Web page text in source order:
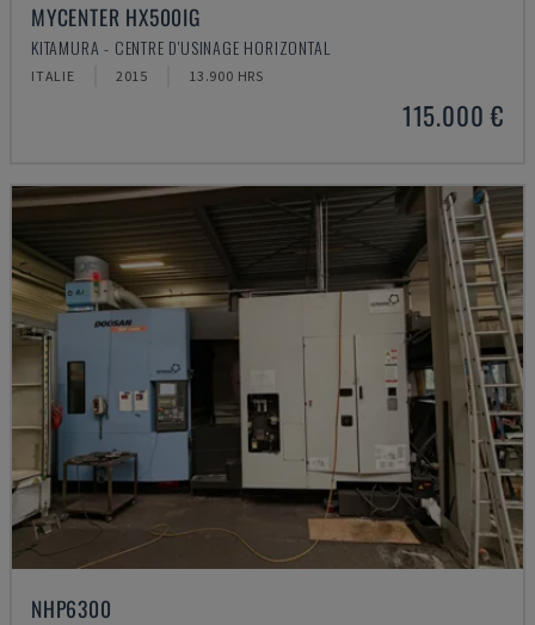
MYCENTER HX500IG
KITAMURA - CENTRE D'USINAGE HORIZONTAL
ITALIE 2015 13.900 HRS
115.000 €
NHP6300